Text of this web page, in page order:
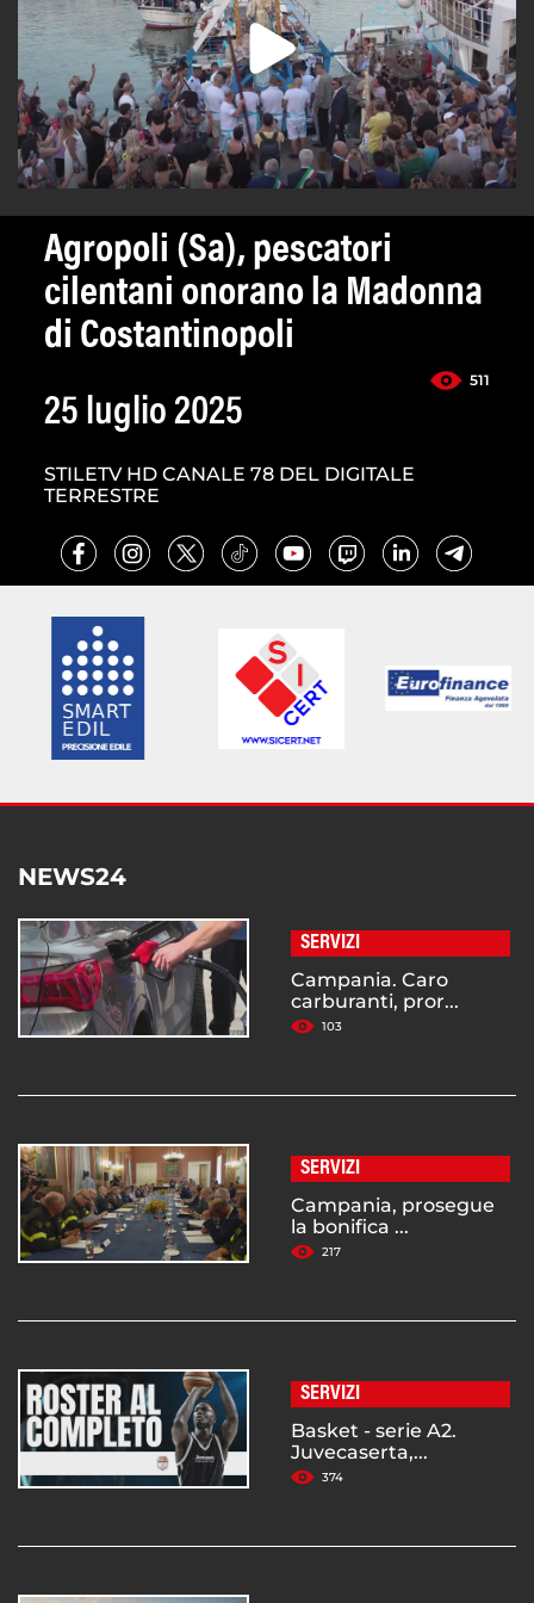
Agropoli (Sa), pescatori
cilentani onorano la Madonna
di Costantinopoli
511
25 luglio 2025
STILETV HD CANALE 78 DEL DIGITALE
TERRESTRE
NEWS24
SERVIZI
Campania. Caro
carburanti, pror...
103
SERVIZI
Campania, prosegue
la bonifica ...
217
SERVIZI
Basket - serie A2.
Juvecaserta,...
374